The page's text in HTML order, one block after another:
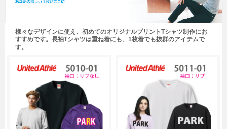
ご注文について
お問い合わせ
初めての方へ
無料カタログ請求
簡単お見積り
様々なデザインに使え、初めてのオリジナルプリントTシャツ制作にお
すすめです。長袖Tシャツは重ね着にも、1枚着でも抜群のアイテムで
す。